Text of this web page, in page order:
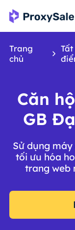
Trang
chủ
Căn
GB
Sử dụng
tối ưu hóa
trang web